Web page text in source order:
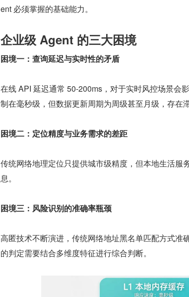
ent 必须掌握的基础能力。
企业级 Agent 的三大困境
困境一：查询延迟与实时性的矛盾
在线 API 延迟通常 50-200ms，对于实时风控场景会
制在毫秒级，但数据更新周期为周级甚至月级，存在滞
困境二：定位精度与业务需求的差距
传统网络地理定位只提供城市级精度，但本地生活服
息。
困境三：风险识别的准确率瓶颈
高匿技术不断演进，传统网络地址黑名单匹配方式准
的判定需要结合多维度特征进行综合判断。